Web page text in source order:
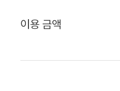
이용 금액